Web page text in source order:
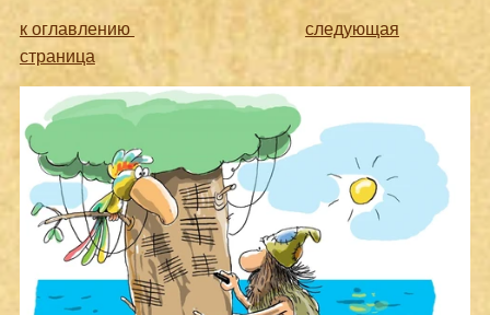
к оглавлению
следующая
страница